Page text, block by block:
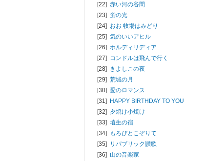
[22] 赤い河の谷間
[23] 蛍の光
[24] おお 牧場はみどり
[25] 気のいいアヒル
[26] ホルディリディア
[27] コンドルは飛んで行く
[28] きよしこの夜
[29] 荒城の月
[30] 愛のロマンス
[31] HAPPY BIRTHDAY TO YOU
[32] 夕焼け小焼け
[33] 埴生の宿
[34] もろびとこぞりて
[35] リパブリック讃歌
[36] 山の音楽家